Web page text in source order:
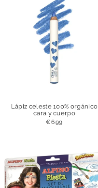
Lápiz celeste 100% orgánico
cara y cuerpo
€6.99